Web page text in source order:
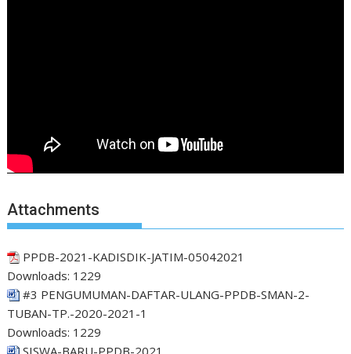
Attachments
PPDB-2021-KADISDIK-JATIM-05042021
Downloads: 1229
#3 PENGUMUMAN-DAFTAR-ULANG-PPDB-SMAN-2-
TUBAN-TP.-2020-2021-1
Downloads: 1229
SISWA-BARU-PPDB-2021